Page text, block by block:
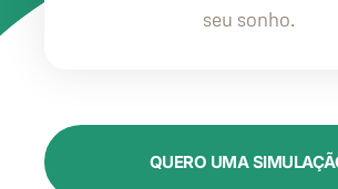
seu sonho.
QUERO UMA